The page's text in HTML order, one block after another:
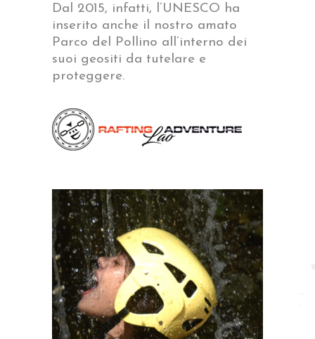
Dal 2015, infatti, l’UNESCO ha
inserito anche il nostro amato
Parco del Pollino all’interno dei
suoi geositi da tutelare e
proteggere.